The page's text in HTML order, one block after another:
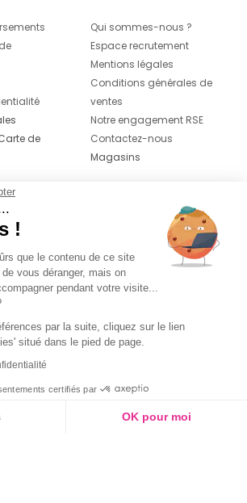
de
Qui sommes-nous ?
Espace recrutement
Mentions légales
Conditions générales de
ventes
Notre engagement RSE
Contactez-nous
Magasins
à 16h30 & le
!
que le contenu de ce site
vous déranger, mais on
pendant votre visite...
par la suite, cliquez sur le lien
situé dans le pied de page.
certifiés par
OK pour moi